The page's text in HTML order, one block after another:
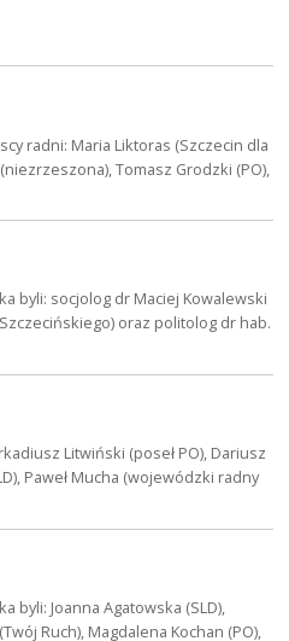
radni: Maria Liktoras (Szczecin dla
Tomasz Grodzki (PO),
byli: socjolog dr Maciej Kowalewski
oraz politolog dr hab.
Litwiński (poseł PO), Dariusz
Paweł Mucha (wojewódzki radny
byli: Joanna Agatowska (SLD),
Ruch), Magdalena Kochan (PO),